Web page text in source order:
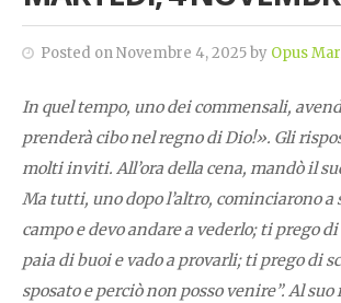
Posted on Novembre 4, 2025 by Opus
In quel tempo, uno dei commensali,
prenderà cibo nel regno di Dio!». Gli
molti inviti. All’ora della cena, mandò il
Ma tutti, uno dopo l’altro, cominciarono
campo e devo andare a vederlo; ti prego
paia di buoi e vado a provarli; ti prego di
sposato e perciò non posso venire”. Al